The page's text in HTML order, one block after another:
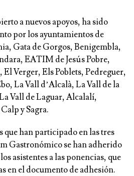
a nuevos apoyos, ha sido
por los ayuntamientos de
Gata de Gorgos, Benigembla,
EATIM de Jesús Pobre,
Verger, Els Poblets, Pedreguer,
La Vall d’Alcalà, La Vall de la
Vall de Laguar, Alcalalí,
y Sagra.
han participado en las tres
Gastronómico se han adherido
asistentes a las ponencias, que
en el documento de adhesión.